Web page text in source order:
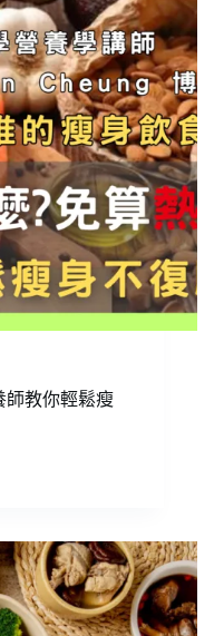
師教你輕鬆瘦